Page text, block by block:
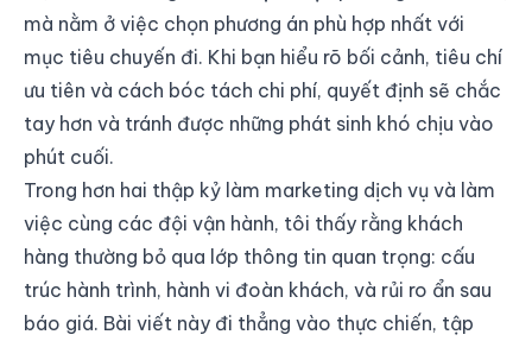
mà nằm ở việc chọn phương án phù hợp nhất với
mục tiêu chuyến đi. Khi bạn hiểu rõ bối cảnh, tiêu chí
ưu tiên và cách bóc tách chi phí, quyết định sẽ chắc
tay hơn và tránh được những phát sinh khó chịu vào
phút cuối.
Trong hơn hai thập kỷ làm marketing dịch vụ và làm
việc cùng các đội vận hành, tôi thấy rằng khách
hàng thường bỏ qua lớp thông tin quan trọng: cấu
trúc hành trình, hành vi đoàn khách, và rủi ro ẩn sau
báo giá. Bài viết này đi thẳng vào thực chiến, tập